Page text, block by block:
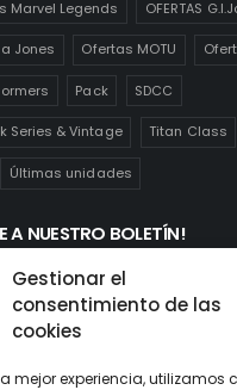
Gestionar el
consentimiento de las
cookies
mejor experiencia, utilizamos
Marvel Legends OFERTAS
Jones Ofertas MOTU
Pack SDCC
Series & Vintage Titan Class
Últimas unidades
A NUESTRO BOLETÍN!
informado de las
Subscríbete aquí: